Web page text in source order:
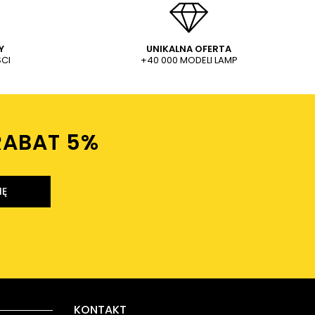
UNIKALNA OFERTA
+40 000 MODELI LAMP
5%ㅤ
KONTAKT